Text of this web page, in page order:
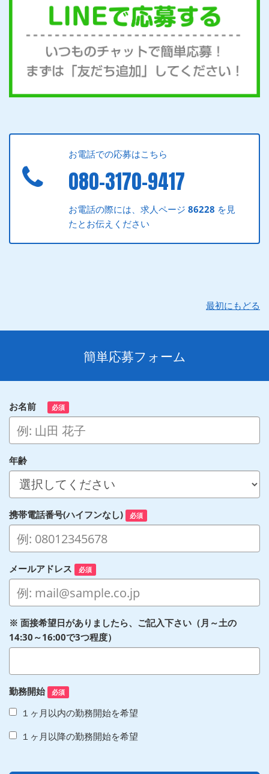
お電話での応募はこちら
080-3170-9417
お電話の際には、求人ページ86228 を見
たとお伝えください
最初にもどる
簡単応募フォーム
お名前 必須
年齢
携帯電話番号(ハイフンなし) 必須
メールアドレス 必須
※ 面接希望日がありましたら、ご記入下さい（月～土の
14:30～16:00で3つ程度）
勤務開始 必須
１ヶ月以内の勤務開始を希望
１ヶ月以降の勤務開始を希望